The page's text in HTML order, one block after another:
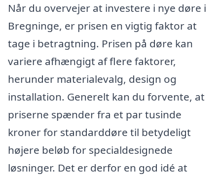
Når du overvejer at investere i nye døre i
Bregninge, er prisen en vigtig faktor at
tage i betragtning. Prisen på døre kan
variere afhængigt af flere faktorer,
herunder materialevalg, design og
installation. Generelt kan du forvente, at
priserne spænder fra et par tusinde
kroner for standarddøre til betydeligt
højere beløb for specialdesignede
løsninger. Det er derfor en god idé at